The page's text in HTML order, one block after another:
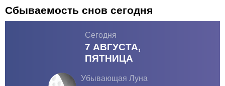
Сбываемость снов сегодня
Сегодня
7 АВГУСТА,
ПЯТНИЦА
Убывающая Луна